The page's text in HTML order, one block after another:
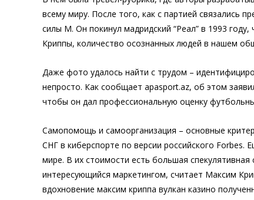
всему миру. После того, как с партией связались
силы М. Он покинул мадридский “Реал” в 1993
Криппы, количество осознанных людей в нашем
Даже фото удалось найти с трудом –
непросто. Как сообщает apasport.az, об этом
чтобы он дал профессиональную оценку
Самопомощь и самоорганизация – основные
СНГ в киберспорте по версии российского
мире. В их стоимости есть большая
интересующийся маркетингом, считает Максим
вдохновение максим криппа вулкан казино